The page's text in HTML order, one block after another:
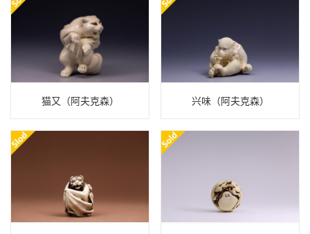
猫又（阿夫克森） 兴味（阿夫克森）